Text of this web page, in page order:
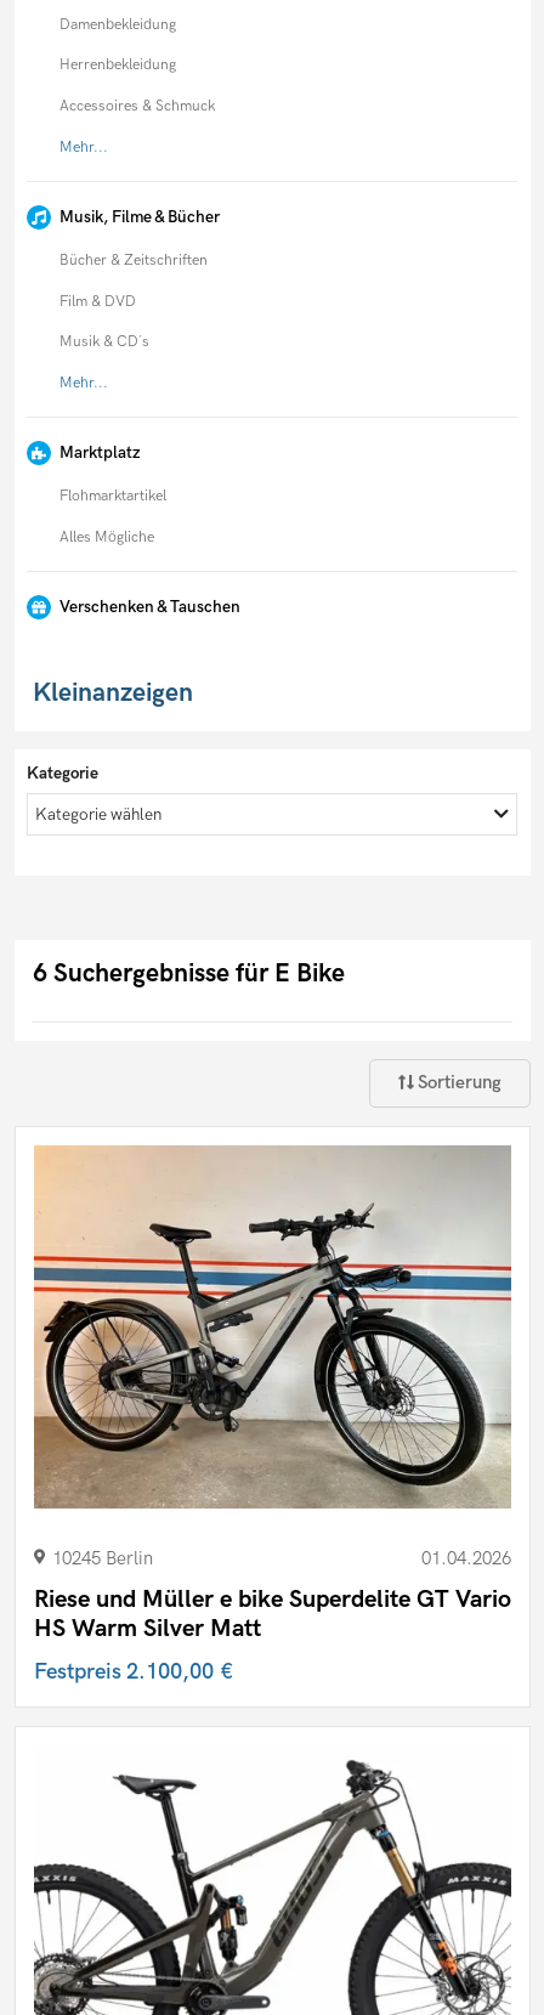
Damenbekleidung
Herrenbekleidung
Accessoires & Schmuck
Mehr...
Musik, Filme & Bücher
Bücher & Zeitschriften
Film & DVD
Musik & CD´s
Mehr...
Marktplatz
Flohmarktartikel
Alles Mögliche
Verschenken & Tauschen
Kleinanzeigen
Kategorie
Kategorie wählen
6 Suchergebnisse für E Bike
Sortierung
10245 Berlin 01.04.2026
Riese und Müller e bike Superdelite GT Vario
HS Warm Silver Matt
Festpreis2.100,00 €